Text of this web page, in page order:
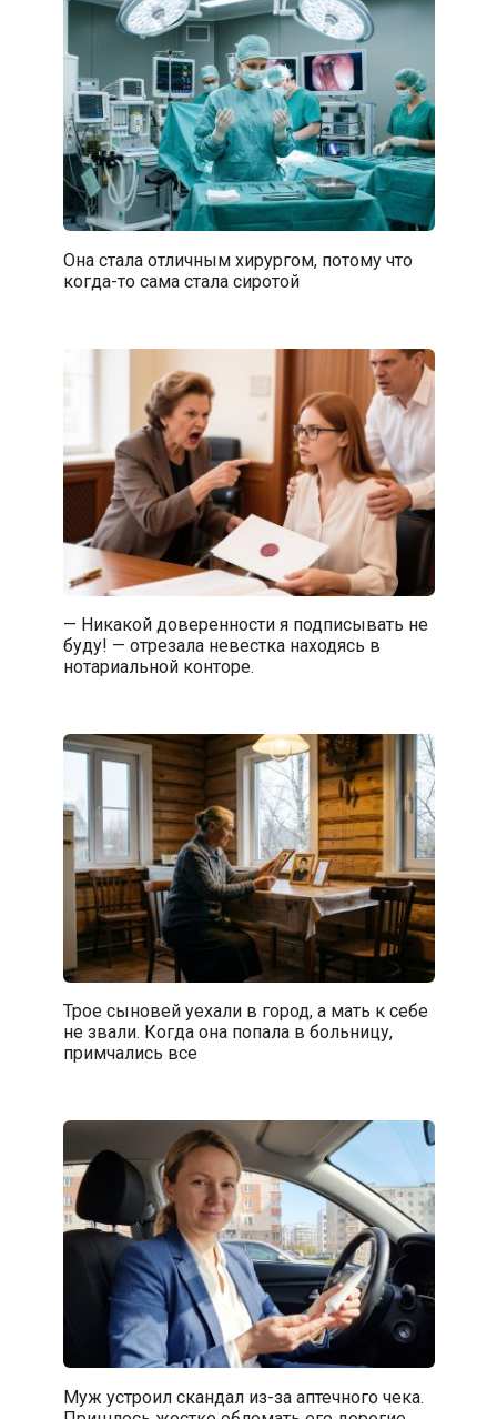
Она стала отличным хирургом, потому что
когда-то сама стала сиротой
— Никакой доверенности я подписывать не
буду! — отрезала невестка находясь в
нотариальной конторе.
Трое сыновей уехали в город, а мать к себе
не звали. Когда она попала в больницу,
примчались все
Муж устроил скандал из-за аптечного чека.